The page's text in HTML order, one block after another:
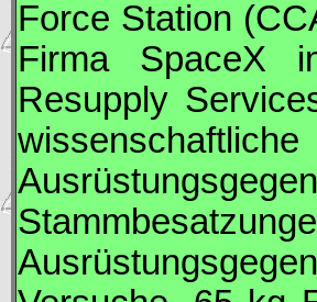
Force Station
Firma SpaceX
Resupply